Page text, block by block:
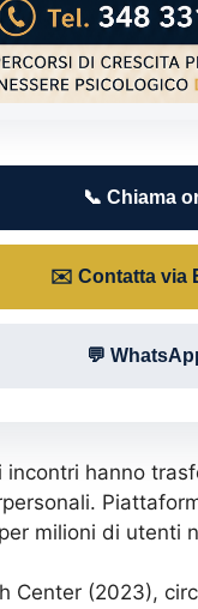
📞 Chiama
✉️ Contatta via
💬
hanno
milioni di utenti
Center (2023),